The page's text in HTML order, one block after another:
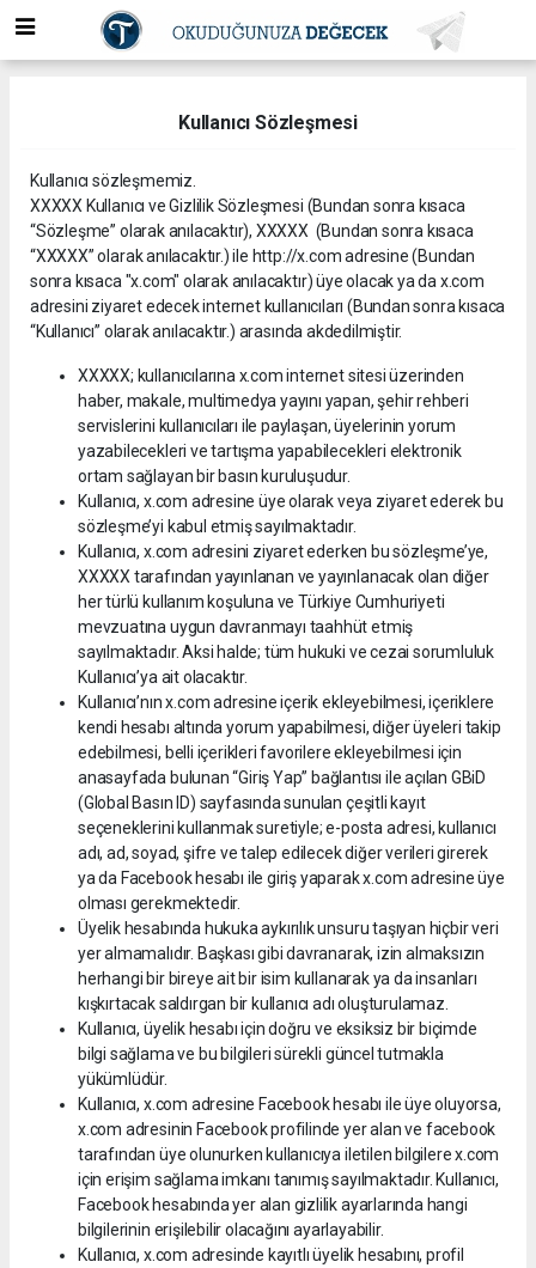
Kullanıcı Sözleşmesi
Kullanıcı sözleşmemiz.
XXXXX Kullanıcı ve Gizlilik Sözleşmesi (Bundan sonra kısaca
“Sözleşme” olarak anılacaktır), XXXXX (Bundan sonra kısaca
“XXXXX” olarak anılacaktır.) ile http://x.com adresine (Bundan
sonra kısaca "x.com" olarak anılacaktır) üye olacak ya da x.com
adresini ziyaret edecek internet kullanıcıları (Bundan sonra kısaca
“Kullanıcı” olarak anılacaktır.) arasında akdedilmiştir.
XXXXX; kullanıcılarına x.com internet sitesi üzerinden
haber, makale, multimedya yayını yapan, şehir rehberi
servislerini kullanıcıları ile paylaşan, üyelerinin yorum
yazabilecekleri ve tartışma yapabilecekleri elektronik
ortam sağlayan bir basın kuruluşudur.
Kullanıcı, x.com adresine üye olarak veya ziyaret ederek bu
sözleşme’yi kabul etmiş sayılmaktadır.
Kullanıcı, x.com adresini ziyaret ederken bu sözleşme’ye,
XXXXX tarafından yayınlanan ve yayınlanacak olan diğer
her türlü kullanım koşuluna ve Türkiye Cumhuriyeti
mevzuatına uygun davranmayı taahhüt etmiş
sayılmaktadır. Aksi halde; tüm hukuki ve cezai sorumluluk
Kullanıcı’ya ait olacaktır.
Kullanıcı’nın x.com adresine içerik ekleyebilmesi, içeriklere
kendi hesabı altında yorum yapabilmesi, diğer üyeleri takip
edebilmesi, belli içerikleri favorilere ekleyebilmesi için
anasayfada bulunan “Giriş Yap” bağlantısı ile açılan GBiD
(Global Basın ID) sayfasında sunulan çeşitli kayıt
seçeneklerini kullanmak suretiyle; e-posta adresi, kullanıcı
adı, ad, soyad, şifre ve talep edilecek diğer verileri girerek
ya da Facebook hesabı ile giriş yaparak x.com adresine üye
olması gerekmektedir.
Üyelik hesabında hukuka aykırılık unsuru taşıyan hiçbir veri
yer almamalıdır. Başkası gibi davranarak, izin almaksızın
herhangi bir bireye ait bir isim kullanarak ya da insanları
kışkırtacak saldırgan bir kullanıcı adı oluşturulamaz.
Kullanıcı, üyelik hesabı için doğru ve eksiksiz bir biçimde
bilgi sağlama ve bu bilgileri sürekli güncel tutmakla
yükümlüdür.
Kullanıcı, x.com adresine Facebook hesabı ile üye oluyorsa,
x.com adresinin Facebook profilinde yer alan ve facebook
tarafından üye olunurken kullanıcıya iletilen bilgilere x.com
için erişim sağlama imkanı tanımış sayılmaktadır. Kullanıcı,
Facebook hesabında yer alan gizlilik ayarlarında hangi
bilgilerinin erişilebilir olacağını ayarlayabilir.
Kullanıcı, x.com adresinde kayıtlı üyelik hesabını, profil